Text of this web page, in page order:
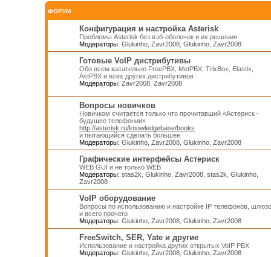
ФОРУМ
Конфигурация и настройка Asterisk
Проблемы Asterisk без вэб-оболочек и их решения
Модераторы: Glukinho, Zavr2008, Glukinho, Zavr2008
Готовые VoIP дистрибутивы
Обо всем касательно FreePBX, MetPBX, TrixBox, Elastix,
AstPBX и всех других дистрибутивов
Модераторы: Zavr2008, Zavr2008
Вопросы новичков
Новичком считается только что прочитавший «Астериск -
будущее телефонии»
http://asterisk.ru/knowledgebase/books
и пытающийся сделать большее
Модераторы: Glukinho, Zavr2008, Glukinho, Zavr2008
Графические интерфейсы Астериск
WEB GUI и не только WEB
Модераторы: stas2k Glukinho, Zavr2008, stas2k Glukinho,
Zavr2008
VoIP оборудование
Вопросы по использованию и настройке IP телефонов,
и всего прочего
Модераторы: Glukinho, Zavr2008, Glukinho, Zavr2008
FreeSwitch, SER, Yate и другие
Использование и настройка других открытых VoIP PBX
Модераторы: Glukinho, Zavr2008, Glukinho, Zavr2008